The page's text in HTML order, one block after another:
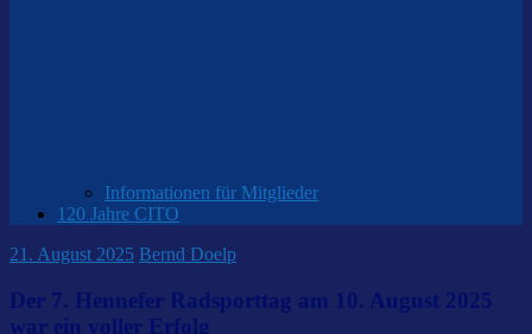
Informationen für Mitglieder
120 Jahre CITO
21. August 2025 Bernd Doelp